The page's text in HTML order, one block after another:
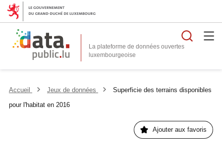
La plateforme de données ouvertes
Accueil Jeux de données
Superficie des terrains disponibles
pour l'habitat en 2016
Ajouter aux favoris